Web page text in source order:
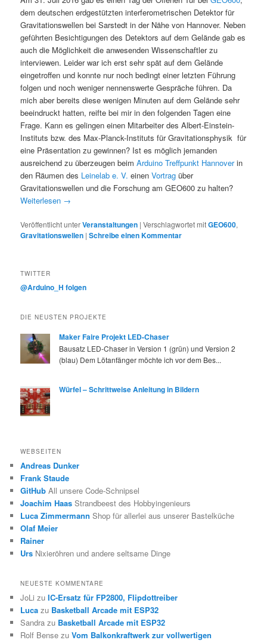
dem deutschen erdgestützten interferometrischen Detektor für
Gravitationswellen bei Sarstedt in der Nähe von Hannover. Neben
geführten Besichtigungen des Detektors auf dem Gelände gab es
auch die Möglichkeit die anwesenden Wissenschaftler zu
interviewen. Leider war ich erst sehr spät auf dem Gelände
eingetroffen und konnte nur noch bedingt einer letzten Führung
folgen und noch weniger nennenswerte Gespräche führen. Da
mich aber bereits diese wenigen Minuten auf dem Gelände sehr
beeindruckt hatten, reifte bei mir in den folgenden Tagen eine
Frage. Kann es gelingen einen Mitarbeiter des Albert-Einstein-
Instituts bzw. des Max-Planck-Instituts für Gravitationsphysik für
eine Präsentation zu gewinnen? Ist es möglich jemanden
ausreichend zu überzeugen beimArduino Treffpunkt Hannoverin
den Räumen des Leinelab e. V. einenVortrag über
Gravitationswellen und die Forschung am GEO600 zu halten?
Weiterlesen →
Veröffentlicht unterVeranstaltungen |Verschlagwortet mitGEO600,
Gravitationswellen |Schreibe einen Kommentar
TWITTER
@Arduino_H folgen
DIE NEUSTEN PROJEKTE
Maker Faire Projekt LED-Chaser
Bausatz LED-Chaser in Version 1 (grün) und Version 2
(blau) Dem Lötanfänger möchte ich vor dem Bes...
Würfel – Schrittweise Anleitung in Bildern
WEBSEITEN
Andreas Dunker
Frank Staude
GitHub All unsere Code-Schnipsel
Joachim Haas Strandbeest des Hobbyingenieurs
Luca Zimmermann Shop für allerlei aus unserer Bastelküche
Olaf Meier
Rainer
Urs Nixieröhren und andere seltsame Dinge
NEUESTE KOMMENTARE
JoLi zuIC-Ersatz für FP2800, Flipdottreiber
Luca zu Basketball Arcade mit ESP32
Sandra zu Basketball Arcade mit ESP32
Rolf Bense zuVom Balkonkraftwerk zur vollwertigen